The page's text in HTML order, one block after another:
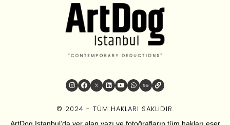
© 2024 - TÜM HAKLARI SAKLIDIR.